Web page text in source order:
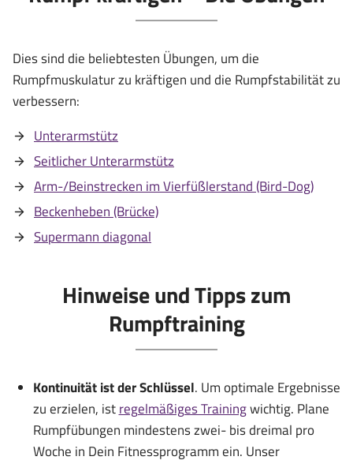
Dies sind die beliebtesten Übungen, um die
Rumpfmuskulatur zu kräftigen und die Rumpfstabilität zu
verbessern:
Unterarmstütz
Seitlicher Unterarmstütz
Arm-/Beinstrecken im Vierfüßlerstand (Bird-Dog)
Beckenheben (Brücke)
Supermann diagonal
Hinweise und Tipps zum
Rumpftraining
Kontinuität ist der Schlüssel. Um optimale Ergebnisse
zu erzielen, istregelmäßiges Trainingwichtig. Plane
Rumpfübungen mindestens zwei- bis dreimal pro
Woche in Dein Fitnessprogramm ein. Unser